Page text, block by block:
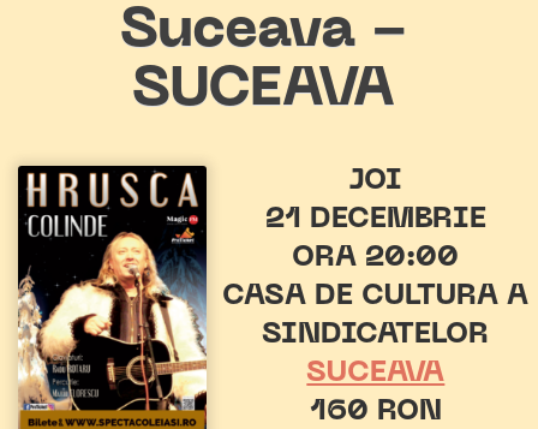
Suceava -
SUCEAVA
JOI
21 DECEMBRIE
ORA 20:00
CASA DE CULTURA A
SINDICATELOR
SUCEAVA
160 RON